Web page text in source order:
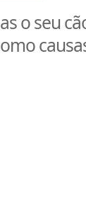
o seu